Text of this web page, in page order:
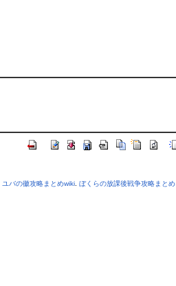
ユバの徽攻略まとめwiki. ぼくらの放課後戦争攻略まとめ